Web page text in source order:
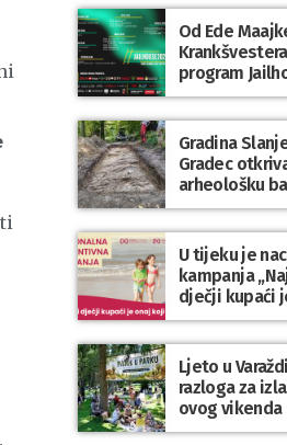
Od Ede
program
Festivala
Lepoglavi
Gradina
Gradec
arheološku
Varaždinske
U tijeku je
kampanja
dječji kupaći
koji se nosi“
Ljeto u
razloga za
ovog vikenda